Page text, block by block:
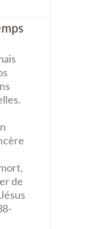
de